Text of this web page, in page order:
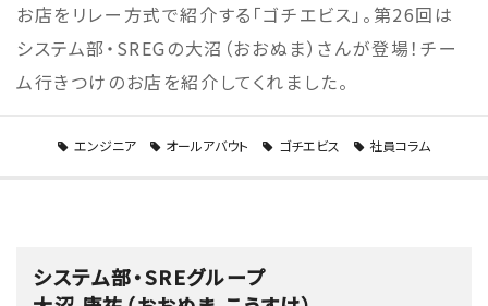
お店をリレー方式で紹介する「ゴチエビス」。第26回は
システム部・SREGの大沼（おおぬま）さんが登場！チー
ム行きつけのお店を紹介してくれました。
エンジニア オールアバウト ゴチエビス 社員コラム
システム部・SREグループ